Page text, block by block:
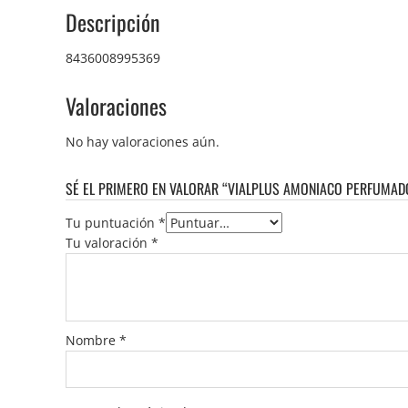
Descripción
8436008995369
Valoraciones
No hay valoraciones aún.
SÉ EL PRIMERO EN VALORAR “VIALPLUS AMONIACO
Tu puntuación *
Tu valoración *
Nombre *